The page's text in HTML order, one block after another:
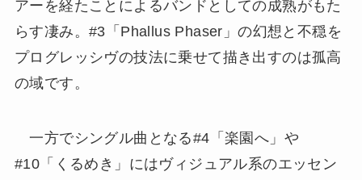
アーを経たことによるバンドとしての成熟がもた
らす凄み。#3「Phallus Phaser」の幻想と不穏を
プログレッシヴの技法に乗せて描き出すのは孤高
の域です。
一方でシングル曲となる#4「楽園へ」や
#10「くるめき」にはヴィジュアル系のエッセン